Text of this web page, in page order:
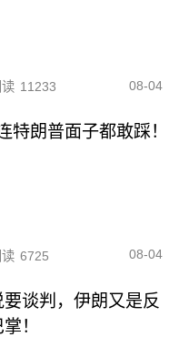
11233 08-04
特朗普面子都敢踩！
6725 08-04
谈判，伊朗又是反
！